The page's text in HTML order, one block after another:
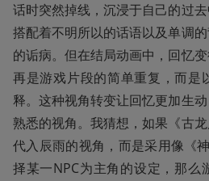
话时突然掉线，沉浸于自己的过
搭配着不明所以的话语以及单调
的诟病。但在结局动画中，回忆
再是游戏片段的简单重复，而是
释。这种视角转变让回忆更加生
熟悉的视角。我猜想，如果《古
代入辰雨的视角，而是采用像《
择某一NPC为主角的设定，那么